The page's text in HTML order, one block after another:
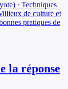
· Techniques
de culture et
pratiques de
la réponse